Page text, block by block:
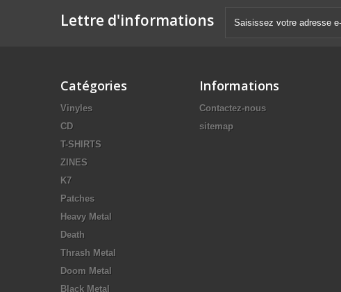
Lettre d'informations
Catégories
Vinyles
CD
T-SHIRTS
ZINES
K7
Patches
Heavy Metal
Death
Thrash Metal
Doom Metal
Black Metal
Informations
Contactez-nous
sitemap